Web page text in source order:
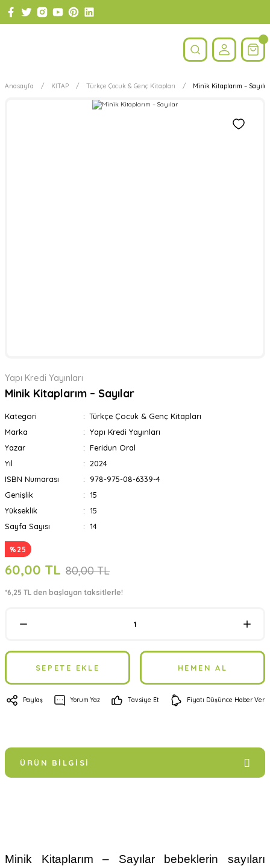
Anasayfa KİTAP Türkçe Çocuk & Genç Kitapları Minik Kitaplarım – Sayılar
Yapı Kredi Yayınları
Minik Kitaplarım – Sayılar
Kategori
Türkçe Çocuk & Genç Kitapları
Marka
Yapı Kredi Yayınları
Yazar
Feridun Oral
Yıl
2024
ISBN Numarası
978-975-08-6339-4
Genişlik
15
Yükseklik
15
Sayfa Sayısı
14
%25
60,00 TL 80,00 TL
*6,25 TL den başlayan taksitlerle!
SEPETE EKLE HEMEN AL
Paylaş Yorum Yaz Tavsiye Et Fiyatı Düşünce Haber Ver
ÜRÜN BILGISI
Minik Kitaplarım – Sayılar bebeklerin sayıları